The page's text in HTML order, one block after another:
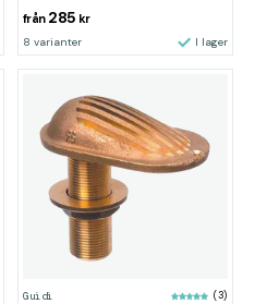
från 285 kr
8 varianter I lager
Guidi (3)